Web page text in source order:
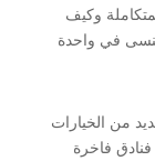
وكيف
تُنسى في واحدة
من الخيارات
فاخرة